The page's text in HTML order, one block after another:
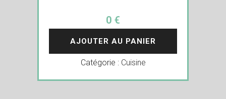
0 €
AJOUTER AU PANIER
Catégorie : Cuisine